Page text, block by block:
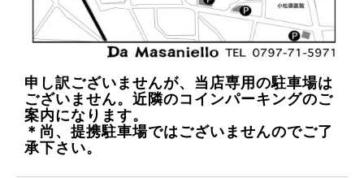
申し訳ございませんが、当店専用の駐車場は
ございません。近隣のコインパーキングのご
案内になります。
＊尚、提携駐車場ではございませんのでご了
承下さい。